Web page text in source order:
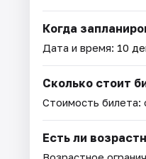
Когда
Дата и время: 10
Сколько стоит
Стоимость билета:
Есть ли